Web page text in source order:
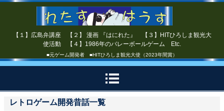
【１】広島弁講座 【２】 漫画 『はにれた』 【３】HITひろしま観光大
使活動 【４】1986年のバレーボールゲーム Etc.
■元ゲーム開発者 ■HITひろしま観光大使（2023年間賞）
レトロゲーム開発昔話一覧